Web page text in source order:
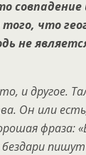
совпадение
что
не
и другое.
Он или
фраза: